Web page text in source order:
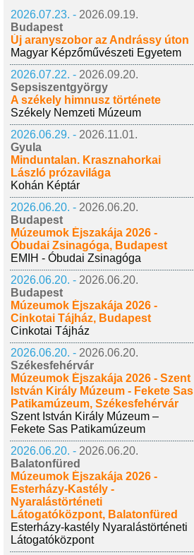
2026.07.23. - 2026.09.19.
Budapest
Új aranyszobor az Andrássy úton
Magyar Képzőművészeti Egyetem
2026.07.22. - 2026.09.20.
Sepsiszentgyörgy
A székely himnusz története
Székely Nemzeti Múzeum
2026.06.29. - 2026.11.01.
Gyula
Minduntalan. Krasznahorkai
László prózavilága
Kohán Képtár
2026.06.20. - 2026.06.20.
Budapest
Múzeumok Éjszakája 2026 -
Óbudai Zsinagóga, Budapest
EMIH - Óbudai Zsinagóga
2026.06.20. - 2026.06.20.
Budapest
Múzeumok Éjszakája 2026 -
Cinkotai Tájház, Budapest
Cinkotai Tájház
2026.06.20. - 2026.06.20.
Székesfehérvár
Múzeumok Éjszakája 2026 - Szent
István Király Múzeum - Fekete Sas
Patikamúzeum, Székesfehérvár
Szent István Király Múzeum –
Fekete Sas Patikamúzeum
2026.06.20. - 2026.06.20.
Balatonfüred
Múzeumok Éjszakája 2026 -
Esterházy-Kastély -
Nyaralástörténeti
Látogatóközpont, Balatonfüred
Esterházy-kastély Nyaralástörténeti
Látogatóközpont